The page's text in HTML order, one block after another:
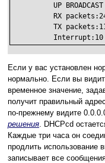
UP
RX
TX
Если у вас установлен
нормально. Если вы
временное значение,
получит правильный
по-прежнему видите
решения . DHCPcd
Каждые три часа он
продлить использование
записывает все